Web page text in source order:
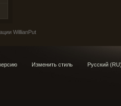
WillianPut
Изменить стиль Русский